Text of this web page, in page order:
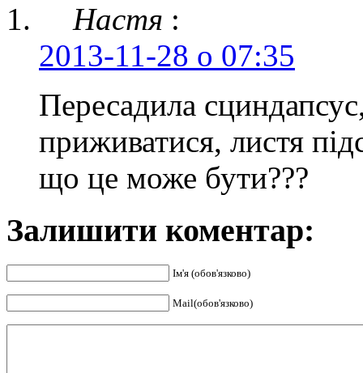
Настя :
2013-11-28 о 07:35
Пересадила
приживатися, листя
що це може бути???
Залишити коментар:
Ім'я (обов'язково)
Mail(обов'язково)